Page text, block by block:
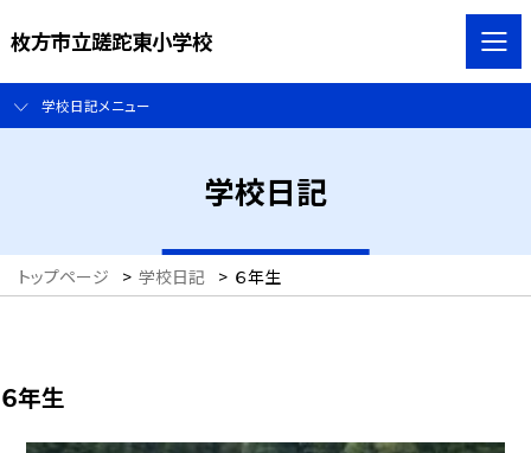
枚方市立蹉跎東小学校
学校日記メニュー
学校日記
トップページ > 学校日記 > ６年生
６年生